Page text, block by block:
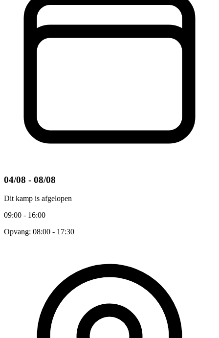
04/08 - 08/08
Dit kamp is afgelopen
09:00 - 16:00
Opvang: 08:00 - 17:30